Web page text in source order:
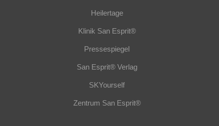
Heilertage
Klinik San Esprit®
Pressespiegel
San Esprit® Verlag
SKYourself
Zentrum San Esprit®